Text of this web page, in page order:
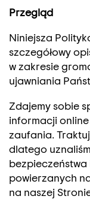
Przegląd
Niniejsza
szczegółowy
w zakresie
ujawniania
Zdajemy sobie
informacji
zaufania.
dlatego
powierzanych
na naszej